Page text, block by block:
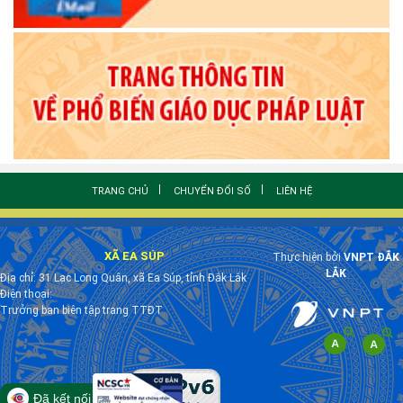
TRANG CHỦ CHUYỂN ĐỔI SỐ LIÊN HỆ
XÃ EA SÚP
Địa chỉ: 31 Lạc Long Quân, xã Ea Súp, tỉnh Đắk Lắk
Điện thoại:
Trưởng ban biên tập trang TTĐT
Thực hiện bởiVNPT ĐẮK
LẮK
Đã kết nối EMC